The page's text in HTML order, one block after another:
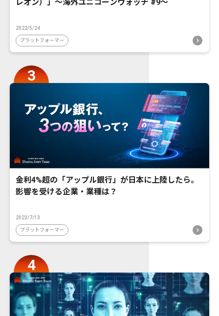
レオン）」〜海外ユニコーンウォッチ #9〜
2022/5/24
プラットフォーマー
金利4%超の「アップル銀行」が日本に上陸したら。
影響を受ける企業・業種は？
2023/7/13
プラットフォーマー